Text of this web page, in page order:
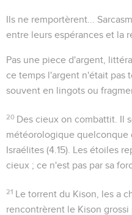
Ils ne remportèrent...
entre leurs espérances et la
Pas une piece d'argent ,
ce temps l'argent n'était pas
souvent en lingots ou
20 Des cieux on combattit . Il
météorologique quelconque
Israélites (4.15). Les étoiles
cieux ; ce n'est pas par sa
21 Le torrent du Kison, les a
rencontrèrent le Kison